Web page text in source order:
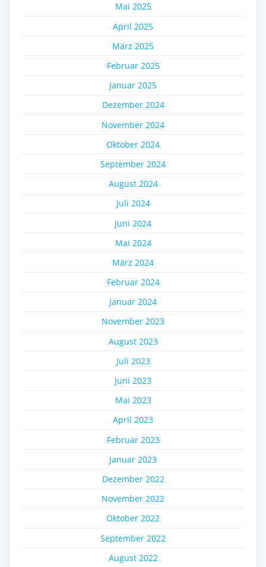
Mai 2025
April 2025
März 2025
Februar 2025
Januar 2025
Dezember 2024
November 2024
Oktober 2024
September 2024
August 2024
Juli 2024
Juni 2024
Mai 2024
März 2024
Februar 2024
Januar 2024
November 2023
August 2023
Juli 2023
Juni 2023
Mai 2023
April 2023
Februar 2023
Januar 2023
Dezember 2022
November 2022
Oktober 2022
September 2022
August 2022